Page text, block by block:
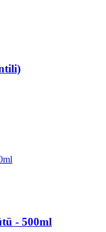
- 500ml